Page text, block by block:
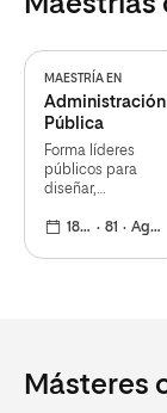
MAESTRÍA EN
Administración
Pública
Forma líderes
públicos para
diseñar,
evaluar políticas
18 meses 81 Agosto 2026
Másteres